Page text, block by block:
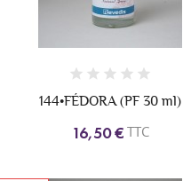
144•FÉDORA (PF 30 ml)
16,50 €TTC